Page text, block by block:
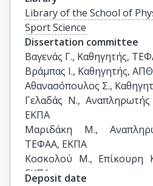
Library of the School of
Sport Science
Dissertation committee
Βαγενάς Γ., Καθηγητής,
Βράμπας Ι., Καθηγητής, ΑΠΘ
Αθανασόπουλος Σ.,
Γελαδάς Ν.,
ΕΚΠΑ
Μαριδάκη Μ.,
ΤΕΦΑΑ, ΕΚΠΑ
Κοσκολού Μ., Επίκουρη
ΕΚΠΑ
Deposit date